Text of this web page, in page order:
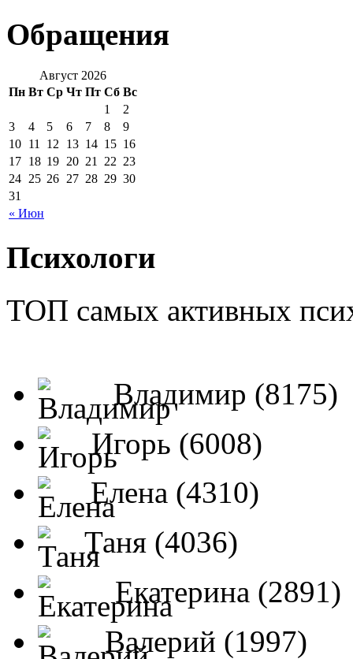
Обращения
Август 2026
Пн Вт Ср Чт Пт Сб Вс
« Июн
1
2
3
4 5 6 7 8
9
10 11 12 13 14 15 16
17 18 19 20 21 22 23
24 25 26 27 28 29 30
31
Психологи
ТОП самых активных
Владимир (8175)
Игорь (6008)
Елена (4310)
Таня (4036)
Екатерина (2891)
Валерий (1997)